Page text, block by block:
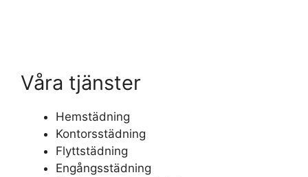
Våra tjänster
Hemstädning
Kontorsstädning
Flyttstädning
Engångsstädning